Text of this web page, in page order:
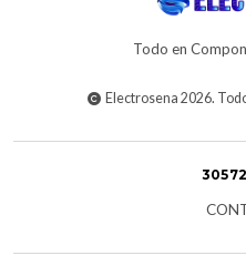
Todo en
Electrosena 2026.